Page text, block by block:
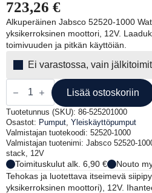
723,26 €
Alkuperäinen Jabsco 52520-1000
yksikerroksinen moottori, 12V.
toimivuuden ja pitkän käyttöiän.
Ei varastossa, vain
Jabsco
52520-
1000
Water
Puppy
-
pumppu,
yksikerroksinen
moottori,
12V
määrä
Lisää ostoskoriin
Tuotetunnus (SKU): 86-525201000
Osastot: Pumput Yleiskäyttöpumput
Valmistajan tuotekoodi: 52520-1000
Valmistajan tuotenimi: Jabsco 52520-
stack, 12V
Toimituskulut alk. 6,90 €
Nouto
Tehokas ja luotettava itseimevä
yksikerroksinen moottori), 12V.